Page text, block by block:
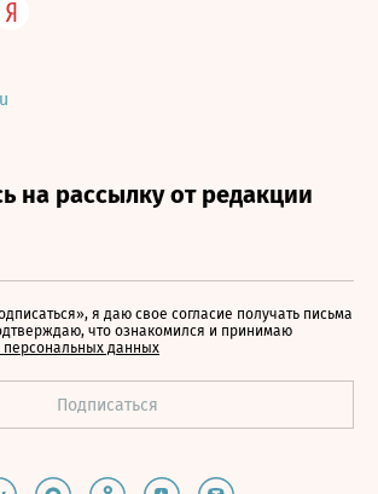
я даю свое согласие получать письма
что ознакомился и принимаю
персональных данных